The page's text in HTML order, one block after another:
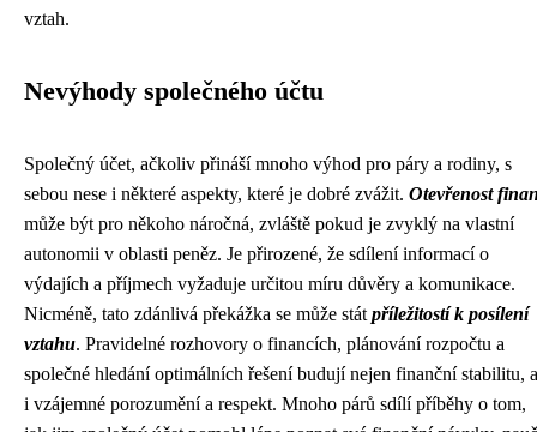
vztah.
Nevýhody společného účtu
Společný účet, ačkoliv přináší mnoho výhod pro páry a rodiny, s
sebou nese i některé aspekty, které je dobré zvážit. Otevřenost
může být pro někoho náročná, zvláště pokud je zvyklý na vlastní
autonomii v oblasti peněz. Je přirozené, že sdílení informací o
výdajích a příjmech vyžaduje určitou míru důvěry a komunikace.
Nicméně, tato zdánlivá překážka se může stát příležitostí k posílení
vztahu. Pravidelné rozhovory o financích, plánování rozpočtu a
společné hledání optimálních řešení budují nejen finanční stabilitu,
i vzájemné porozumění a respekt. Mnoho párů sdílí příběhy o tom,